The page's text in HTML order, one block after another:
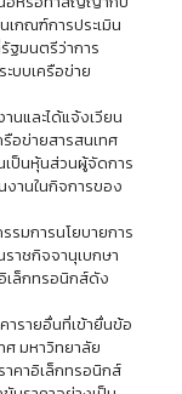
เกณฑ์การประเมิน
ฐมนตรีว่าการ
บบเครือข่าย
นและได้แจ้งเวียน
อข่ายสารสนเทศ
ป็นหุ้นส่วนผู้จัดการ
งานในกิจการของ
มการนโยบายการ
าชกิจจานุเบกษา
เล็กทรอนิกส์ดัง
ารายอื่นที่เข้ายื่นข้อ
ศ มหาวิทยาลัย
คาอิเล็กทรอนิกส์